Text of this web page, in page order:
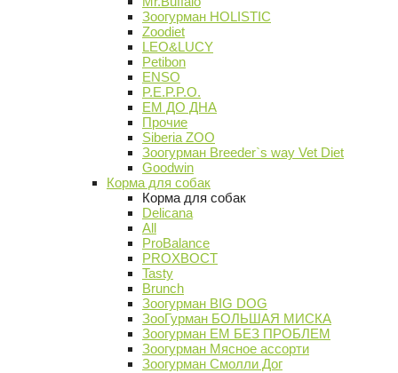
Зоогурман HOLISTIC
Zoodiet
LEO&LUCY
Petibon
ENSO
P.E.P.P.O.
ЕМ ДО ДНА
Прочие
Siberia ZOO
Зоогурман Breeder`s way Vet Diet
Goodwin
Корма для собак
Корма для собак
Delicana
All
ProBalance
PROХВОСТ
Tasty
Brunch
Зоогурман BIG DOG
ЗооГурман БОЛЬШАЯ МИСКА
Зоогурман ЕМ БЕЗ ПРОБЛЕМ
Зоогурман Мясное ассорти
Зоогурман Смолли Дог